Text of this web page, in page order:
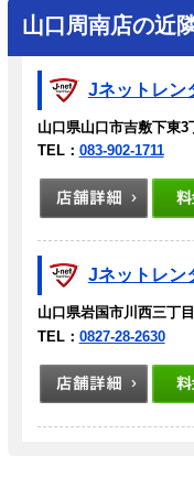
山口周南店の近
Jネットレン
山口県山口市吉敷下東3
TEL： 083-902-1711
Jネットレン
山口県岩国市川西三丁
TEL： 0827-28-2630